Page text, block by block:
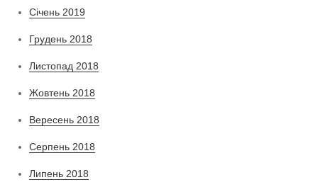
Січень 2019
Грудень 2018
Листопад 2018
Жовтень 2018
Вересень 2018
Серпень 2018
Липень 2018